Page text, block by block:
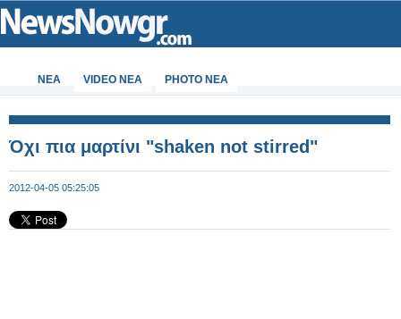
ΝΕΑ VIDEO NEA PHOTO NEA
Όχι πια μαρτίνι "shaken not stirred"
2012-04-05 05:25:05